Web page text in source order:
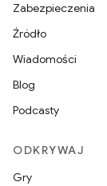
Zabezpieczenia
Źródło
Wiadomości
Blog
Podcasty
ODKRYWAJ
Gry